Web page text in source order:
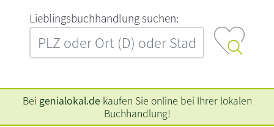
L‍i‍e‍b‍l‍i‍n‍g‍s‍b‍u‍c‍h‍h‍a‍n‍d‍l‍u‍n‍g‍ ‍s‍u‍c‍h‍e‍n‍:‍
Bei genialokal.de kaufen Sie online bei Ihrer lokalen
Buchhandlung!